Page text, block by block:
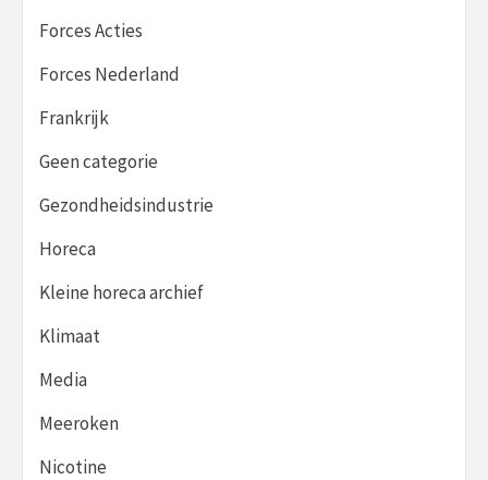
Forces Acties
Forces Nederland
Frankrijk
Geen categorie
Gezondheidsindustrie
Horeca
Kleine horeca archief
Klimaat
Media
Meeroken
Nicotine